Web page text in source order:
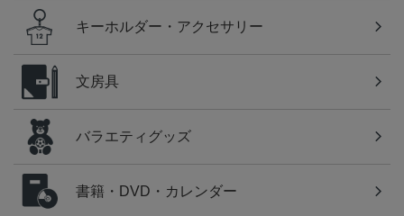
キーホルダー・アクセサリー
文房具
バラエティグッズ
書籍・DVD・カレンダー